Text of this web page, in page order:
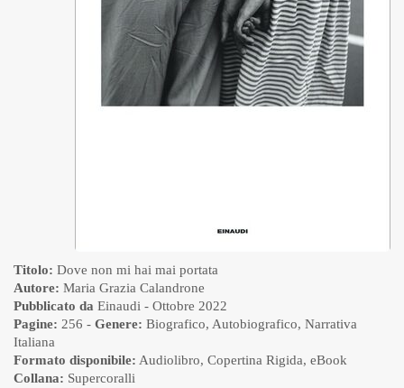
Titolo: Dove non mi hai mai portata
Autore: Maria Grazia Calandrone
Pubblicato da Einaudi - Ottobre 2022
Pagine: 256 - Genere: Biografico, Autobiografico, Narrativa
Italiana
Formato disponibile: Audiolibro, Copertina Rigida, eBook
Collana: Supercoralli